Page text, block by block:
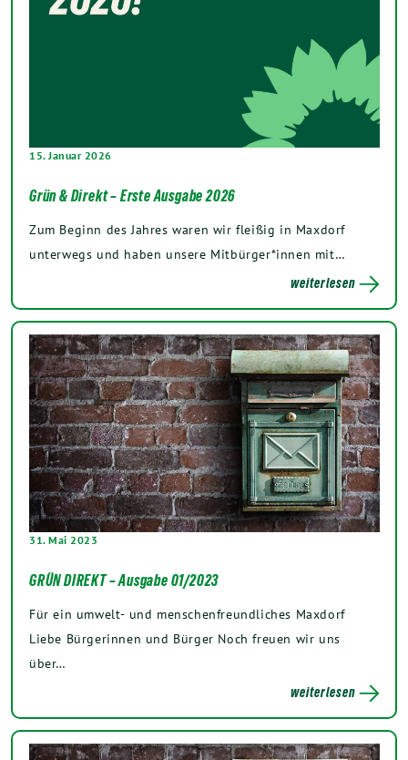
15. Januar 2026
Grün & Direkt – Erste Ausgabe 2026
Zum Beginn des Jahres waren wir fleißig in Maxdorf
unterwegs und haben unsere Mitbürger*innen mit…
weiterlesen
31. Mai 2023
GRÜN DIREKT – Ausgabe 01/2023
Für ein umwelt- und menschenfreundliches Maxdorf
Liebe Bürgerinnen und Bürger Noch freuen wir uns
über…
weiterlesen